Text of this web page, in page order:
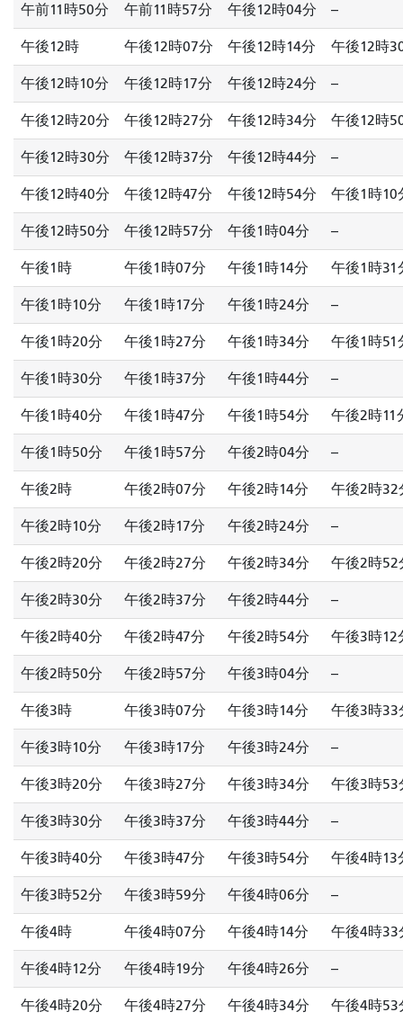
午前11時50分 午前11時57分 午後12時04分 --
午後12時 午後12時07分 午後12時14分 午後12時
午後12時10分 午後12時17分 午後12時24分 --
午後12時20分 午後12時27分 午後12時34分 午後12時
午後12時30分 午後12時37分 午後12時44分 --
午後12時40分 午後12時47分 午後12時54分 午後1時10
午後12時50分 午後12時57分 午後1時04分 --
午後1時 午後1時07分 午後1時14分 午後1時31
午後1時10分 午後1時17分 午後1時24分 --
午後1時20分 午後1時27分 午後1時34分 午後1時51
午後1時30分 午後1時37分 午後1時44分 --
午後1時40分 午後1時47分 午後1時54分 午後2時11
午後1時50分 午後1時57分 午後2時04分 --
午後2時 午後2時07分 午後2時14分 午後2時32
午後2時10分 午後2時17分 午後2時24分 --
午後2時20分 午後2時27分 午後2時34分 午後2時52
午後2時30分 午後2時37分 午後2時44分 --
午後2時40分 午後2時47分 午後2時54分 午後3時12
午後2時50分 午後2時57分 午後3時04分 --
午後3時 午後3時07分 午後3時14分 午後3時33
午後3時10分 午後3時17分 午後3時24分 --
午後3時20分 午後3時27分 午後3時34分 午後3時53
午後3時30分 午後3時37分 午後3時44分 --
午後3時40分 午後3時47分 午後3時54分 午後4時13
午後3時52分 午後3時59分 午後4時06分 --
午後4時 午後4時07分 午後4時14分 午後4時33
午後4時12分 午後4時19分 午後4時26分 --
午後4時20分 午後4時27分 午後4時34分 午後4時53